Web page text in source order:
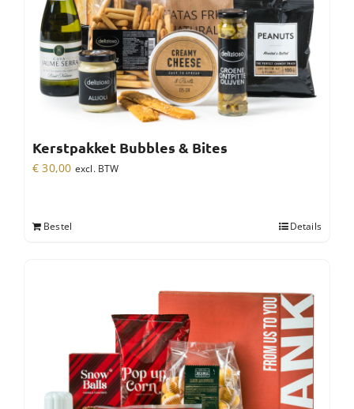
Kerstpakket Bubbles & Bites
€ 30,00 excl. BTW
Bestel Details